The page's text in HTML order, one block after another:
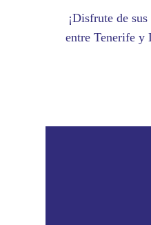
¡Disfrute de
entre Tenerife y